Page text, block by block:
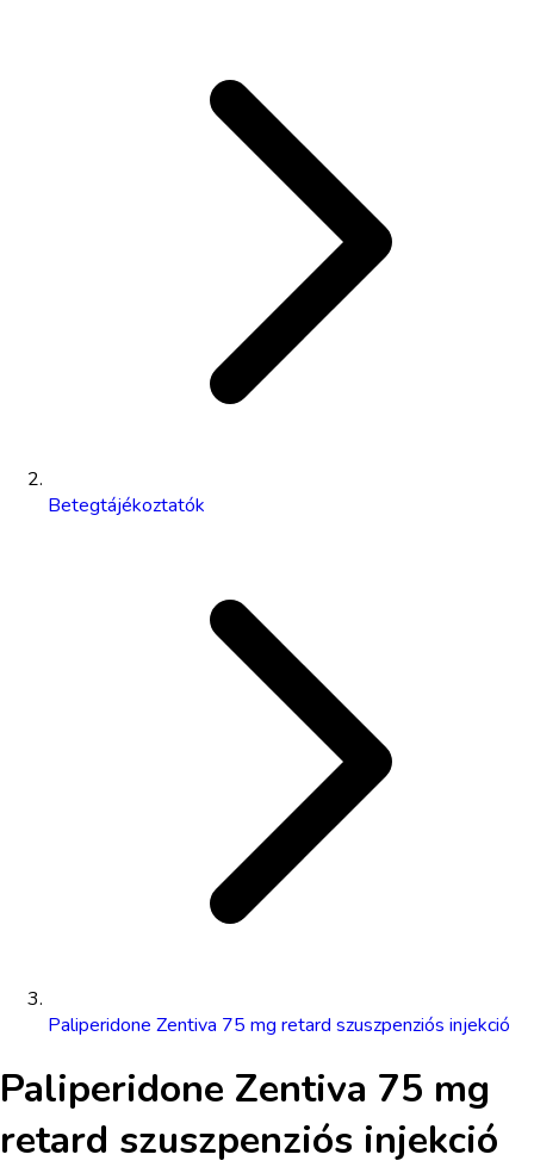
Betegtájékoztatók
Paliperidone Zentiva 75 mg retard szuszpenziós injekció
Paliperidone Zentiva 75 mg
retard szuszpenziós injekció